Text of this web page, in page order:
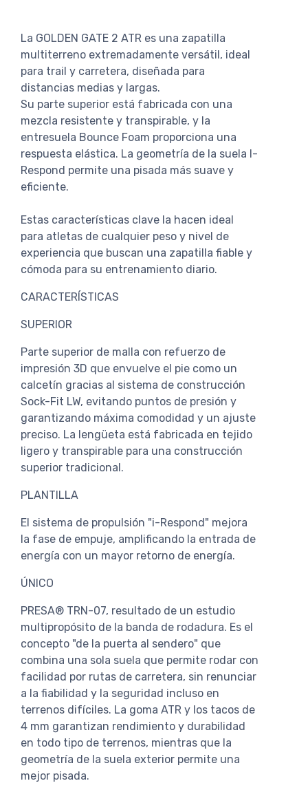
La GOLDEN GATE 2 ATR es una zapatilla
multiterreno extremadamente versátil, ideal
para trail y carretera, diseñada para
distancias medias y largas.
Su parte superior está fabricada con una
mezcla resistente y transpirable, y la
entresuela Bounce Foam proporciona una
respuesta elástica. La geometría de la suela I-
Respond permite una pisada más suave y
eficiente.
Estas características clave la hacen ideal
para atletas de cualquier peso y nivel de
experiencia que buscan una zapatilla fiable y
cómoda para su entrenamiento diario.
CARACTERÍSTICAS
SUPERIOR
Parte superior de malla con refuerzo de
impresión 3D que envuelve el pie como un
calcetín gracias al sistema de construcción
Sock-Fit LW, evitando puntos de presión y
garantizando máxima comodidad y un ajuste
preciso. La lengüeta está fabricada en tejido
ligero y transpirable para una construcción
superior tradicional.
PLANTILLA
El sistema de propulsión "i-Respond" mejora
la fase de empuje, amplificando la entrada de
energía con un mayor retorno de energía.
ÚNICO
PRESA® TRN-07, resultado de un estudio
multipropósito de la banda de rodadura. Es el
concepto "de la puerta al sendero" que
combina una sola suela que permite rodar con
facilidad por rutas de carretera, sin renunciar
a la fiabilidad y la seguridad incluso en
terrenos difíciles. La goma ATR y los tacos de
4 mm garantizan rendimiento y durabilidad
en todo tipo de terrenos, mientras que la
geometría de la suela exterior permite una
mejor pisada.